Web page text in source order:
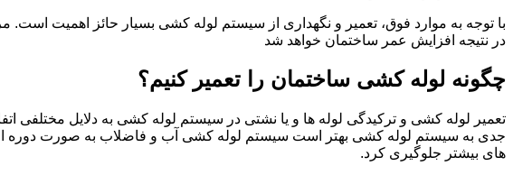
با توجه به موارد فوق، تعمیر و نگهداری از سیستم لوله کشی بسیار حائز اهمیت
در نتیجه افزایش عمر ساختمان خواهد شد
چگونه لوله کشی ساختمان را تعمیر کنیم؟
تعمیر لوله کشی و ترکیدگی لوله ها و یا نشتی در سیستم لوله کشی به دلایل مختلفی
جدی به سیستم لوله کشی بهتر است سیستم لوله کشی آب و فاضلاب به صورت دوره
های بیشتر جلوگیری کرد.